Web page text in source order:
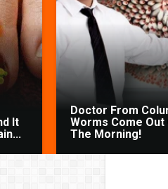
It
Doctor From
Worms Come Out
The Morning!